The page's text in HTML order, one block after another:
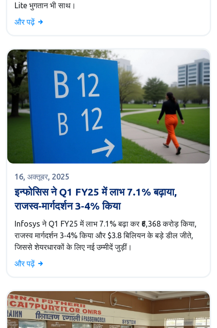
Lite भुगतान भी साथ।
और पढ़ें
16, अक्तूबर, 2025
इन्फोसिस ने Q1 FY25 में लाभ 7.1% बढ़ाया,
राजस्व‑मार्गदर्शन 3‑4% किया
Infosys ने Q1 FY25 में लाभ 7.1% बढ़ा कर ₹6,368 करोड़ किया,
राजस्व मार्गदर्शन 3‑4% किया और $3.8 बिलियन के बड़े डील जीते,
जिससे शेयरधारकों के लिए नई उम्मीदें जुड़ीं।
और पढ़ें